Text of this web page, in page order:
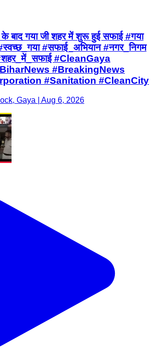
के बाद गया जी शहर में शुरू हुई सफाई #गया
#सफाई_अभियान #नगर_निगम
#CleanGaya
#BreakingNews
#Sanitation #CleanCity
Gaya | Aug 6, 2026